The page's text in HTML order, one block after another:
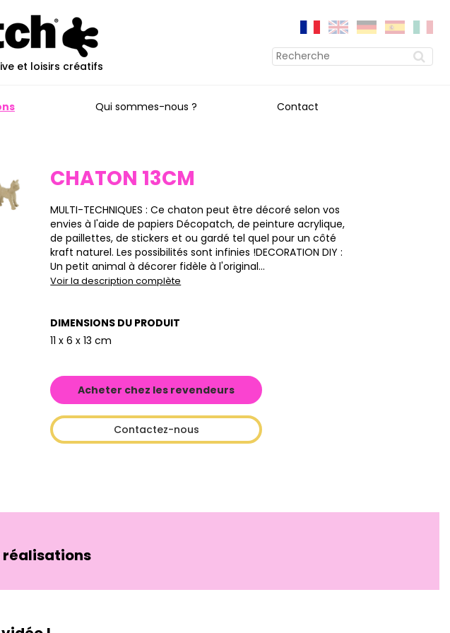
et loisirs créatifs
Qui sommes-nous ? Contact
CHATON 13CM
MULTI-TECHNIQUES : Ce chaton peut être décoré selon vos
envies à l'aide de papiers Décopatch, de peinture acrylique,
de paillettes, de stickers et ou gardé tel quel pour un côté
kraft naturel. Les possibilités sont infinies !DECORATION DIY :
Un petit animal à décorer fidèle à l'original...
Voir la description complète
DIMENSIONS DU PRODUIT
11 x 6 x 13 cm
Acheter chez les revendeurs
Contactez-nous
réalisations